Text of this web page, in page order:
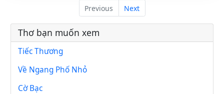
Previous Next
Thơ bạn muốn xem
Tiếc Thương
Về Ngang Phố Nhỏ
Cờ Bạc